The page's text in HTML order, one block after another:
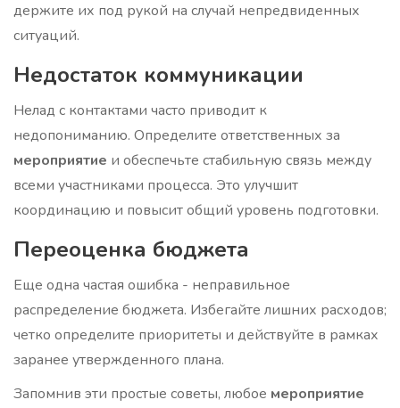
держите их под рукой на случай непредвиденных
ситуаций.
Недостаток коммуникации
Нелад с контактами часто приводит к
недопониманию. Определите ответственных за
мероприятие и обеспечьте стабильную связь между
всеми участниками процесса. Это улучшит
координацию и повысит общий уровень подготовки.
Переоценка бюджета
Еще одна частая ошибка - неправильное
распределение бюджета. Избегайте лишних расходов;
четко определите приоритеты и действуйте в рамках
заранее утвержденного плана.
Запомнив эти простые советы, любое мероприятие